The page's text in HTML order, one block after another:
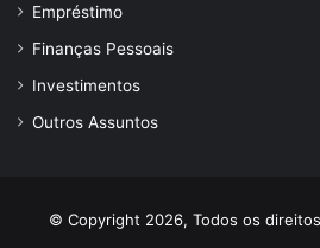
Empréstimo
Finanças Pessoais
Investimentos
Outros Assuntos
© Copyright 2026, Todos os